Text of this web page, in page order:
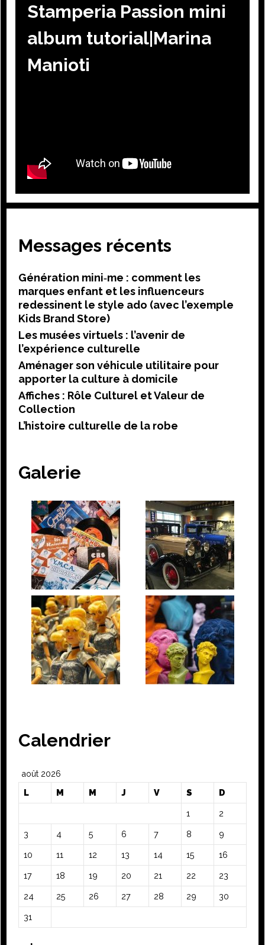
Stamperia Passion mini
album tutorial|Marina
Manioti
Messages récents
Génération mini‑me : comment les
marques enfant et les influenceurs
redessinent le style ado (avec l’exemple
Kids Brand Store)
Les musées virtuels : l’avenir de
l’expérience culturelle
Aménager son véhicule utilitaire pour
apporter la culture à domicile
Affiches : Rôle Culturel et Valeur de
Collection
L’histoire culturelle de la robe
Galerie
Calendrier
août 2026
L
M M J V S D
1 2
3 4 5 6 7 8 9
10 11 12 13 14 15 16
17 18 19 20 21 22 23
24 25 26 27 28 29 30
31